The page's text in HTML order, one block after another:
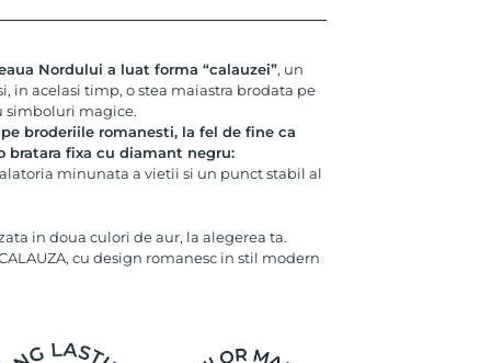
Nordului a luat forma “calauzei”, un
in acelasi timp, o stea maiastra brodata pe
simboluri magice.
broderiile romanesti, la fel de fine ca
bratara fixa cu diamant negru:
minunata a vietii si un punct stabil al
in doua culori de aur, la alegerea ta.
cu design romanesc in stil modern